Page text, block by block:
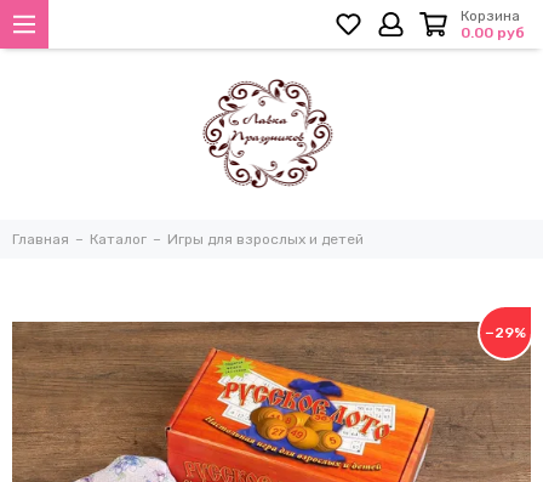
Корзина
0.00 руб
Главная Каталог Игры для взрослых и детей
−29%